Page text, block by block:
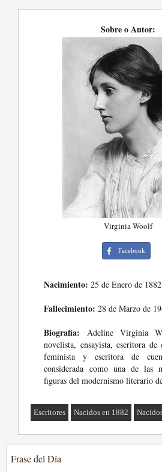
Sobre o Autor:
Virginia Woolf
Facebook
Nacimiento: 25 de Enero de 1882
Fallecimiento: 28 de Marzo de
Biografia: Adeline Virginia
novelista, ensayista, escritora de
feminista y escritora de
considerada como una de las
figuras del modernismo literario
Escritores Nacidos en 1882
Frase del Día